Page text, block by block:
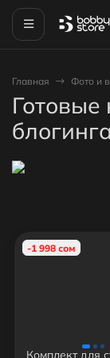
Главная Фото и
блогинга
-1 998 сом
Комплект для